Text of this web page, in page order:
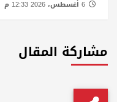
مشاركة المقال